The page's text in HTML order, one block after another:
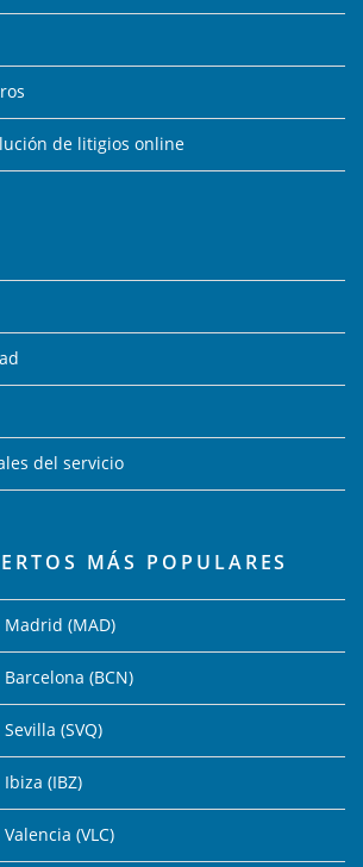
de litigios online
del servicio
MÁS POPULARES
(MAD)
(BCN)
(SVQ)
(IBZ)
(VLC)